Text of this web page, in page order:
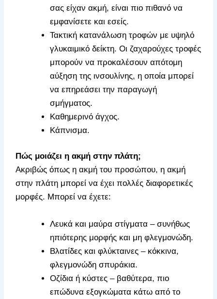
σας είχαν ακμή, είναι πιο πιθανό να
εμφανίσετε και εσείς.
Τακτική κατανάλωση τροφών με υψηλό
γλυκαιμικό δείκτη. Οι ζαχαρούχες τροφές
μπορούν να προκαλέσουν απότομη
αύξηση της ινσουλίνης, η οποία μπορεί
να επηρεάσει την παραγωγή
σμήγματος.
Καθημερινό άγχος.
Κάπνισμα.
Πώς μοιάζει η ακμή στην πλάτη;
Ακριβώς όπως η ακμή του προσώπου, η ακμή
στην πλάτη μπορεί να έχει πολλές διαφορετικές
μορφές. Μπορεί να έχετε:
Λευκά και μαύρα στίγματα – συνήθως
ηπιότερης μορφής και μη φλεγμονώδη.
Βλατίδες και φλύκταινες – κόκκινα,
φλεγμονώδη σπυράκια.
Οζίδια ή κύστες – βαθύτερα, πιο
επώδυνα εξογκώματα κάτω από το